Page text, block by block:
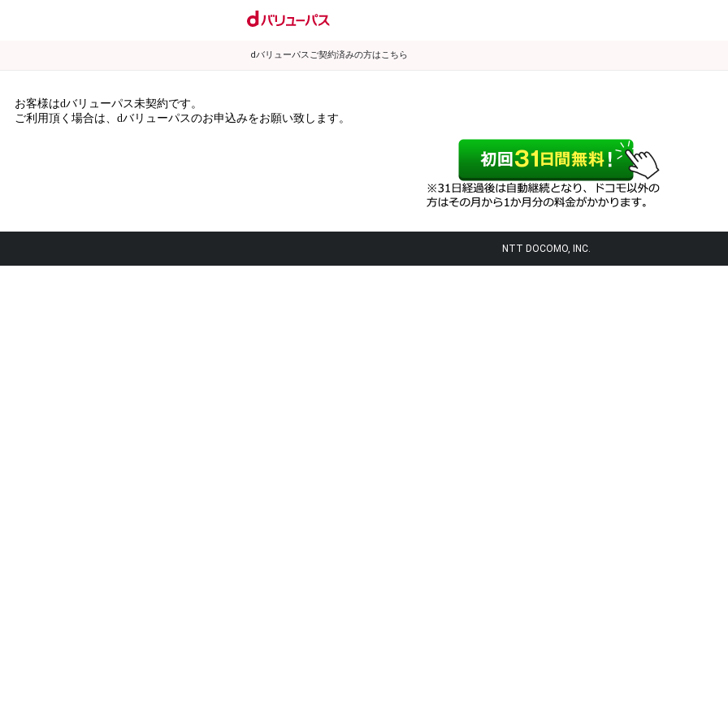
dバリューパスご契約済みの方はこちら
お客様はdバリューパス未契約です。
ご利用頂く場合は、dバリューパスのお申込みをお願い致します。
NTT DOCOMO, INC.